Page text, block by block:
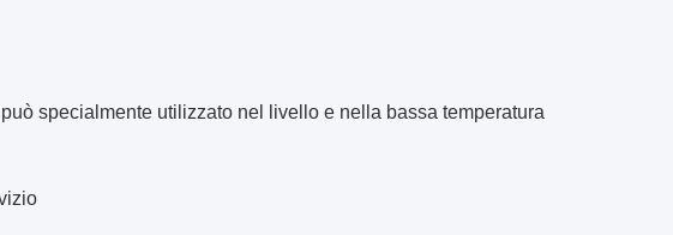
specialmente utilizzato nel livello e nella bassa temperatura